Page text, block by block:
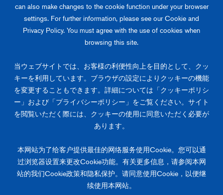
からご連絡をお願いします。
Become our partner.
潤工社の製品やソリューションについてお気軽にご相談ください。
プライバシーポリシー
クッキーポリシー
can also make changes to the cookie function under your browser
settings. For further information, please see our Cookie and
Privacy Policy. You must agree with the use of cookies when
browsing this site.
当ウェブサイトでは、お客様の利便性向上を目的として、クッ
キーを利用しています。ブラウザの設定によりクッキーの機能
を変更することもできます。詳細については「クッキーポリシ
ー」および「プライバシーポリシー」をご覧ください。サイト
を閲覧いただく際には、クッキーの使用に同意いただく必要が
あります。
本网站为了给客户提供最佳的网络服务使用Cookie。您可以通
过浏览器设置来更改Cookie功能。有关更多信息，请参阅本网
站的我们Cookie政策和隐私保护。请同意使用Cookie，以便继
续使用本网站。